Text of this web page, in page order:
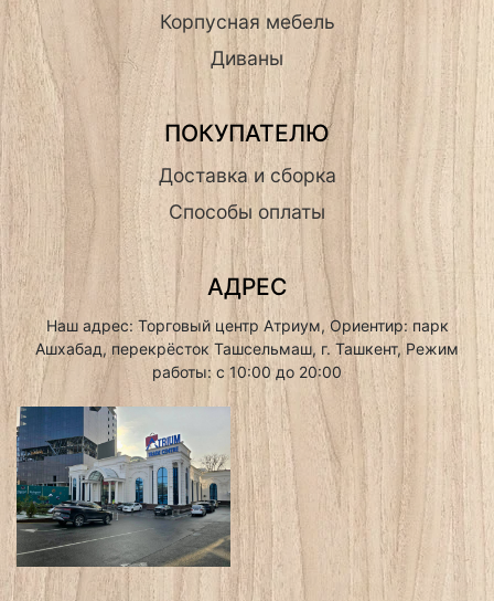
Корпусная мебель
Диваны
ПОКУПАТЕЛЮ
Доставка и сборка
Способы оплаты
АДРЕС
Наш адрес: Торговый центр Атриум, Ориентир: парк
Ашхабад, перекрёсток Ташсельмаш, г. Ташкент, Режим
работы: с 10:00 до 20:00